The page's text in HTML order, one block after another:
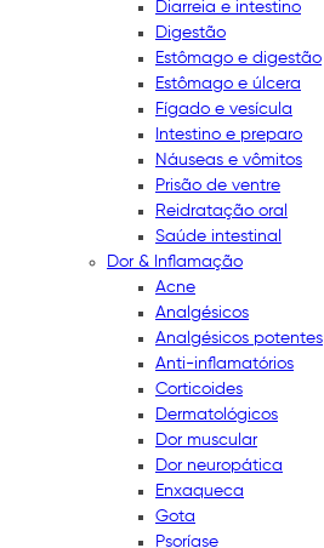
Diarreia e intestino
Digestão
Estômago e digestão
Estômago e úlcera
Fígado e vesícula
Intestino e preparo
Náuseas e vômitos
Prisão de ventre
Reidratação oral
Saúde intestinal
Dor & Inflamação
Acne
Analgésicos
Analgésicos potentes
Anti-inflamatórios
Corticoides
Dermatológicos
Dor muscular
Dor neuropática
Enxaqueca
Gota
Psoríase